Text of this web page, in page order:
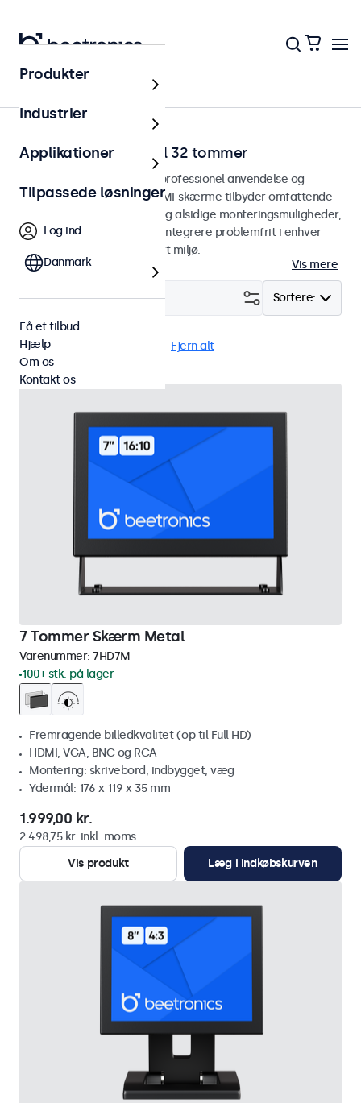
Hjem
HDMI-skærme fra 7 til 32 tommer
HDMI-skærme designet til professionel anvendelse og
kontinuerlig brug. Vores HDMI-skærme tilbyder omfattende
konfigurationsmuligheder og alsidige monteringsmuligheder,
hvilket gør dem nemme at integrere problemfrit i enhver
anvendelsesform og ethvert miljø.
Vis mere
Sortere:
Filter (23)
HDMI Fjern alt
7 Tommer Skærm Metal
Varenummer: 7HD7M
100+ stk. på lager
Fremragende billedkvalitet (op til Full HD)
HDMI, VGA, BNC og RCA
Montering: skrivebord, indbygget, væg
Ydermål: 176 x 119 x 35 mm
1.999,00 kr.
2.498,75 kr. inkl. moms
Vis produkt
Læg i indkøbskurven
Produkter
Industrier
Applikationer
Tilpassede løsninger
Log ind
Danmark
Få et tilbud
Hjælp
Om os
Kontakt os